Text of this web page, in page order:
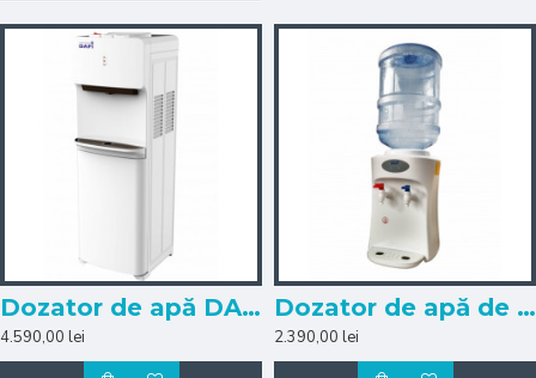
Dozator de apă DAFI COMPRESOR
4.590,00 lei
Dozator de apă de masă
2.390,00 lei